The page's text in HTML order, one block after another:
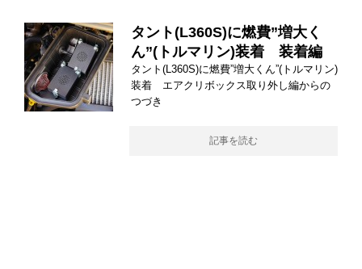
タント(L360S)に燃費”増大く
ん”(トルマリン)装着 装着編
タント(L360S)に燃費”増大くん”(トルマリン)
装着 エアクリボックス取り外し編からの
つづき
記事を読む